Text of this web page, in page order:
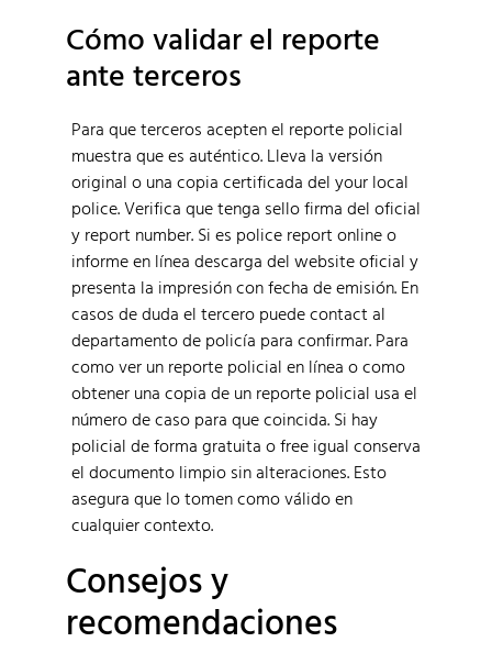
Cómo validar el reporte
ante terceros
Para que terceros acepten el reporte policial
muestra que es auténtico. Lleva la versión
original o una copia certificada del your local
police. Verifica que tenga sello firma del oficial
y report number. Si es police report online o
informe en línea descarga del website oficial y
presenta la impresión con fecha de emisión. En
casos de duda el tercero puede contact al
departamento de policía para confirmar. Para
como ver un reporte policial en línea o como
obtener una copia de un reporte policial usa el
número de caso para que coincida. Si hay
policial de forma gratuita o free igual conserva
el documento limpio sin alteraciones. Esto
asegura que lo tomen como válido en
cualquier contexto.
Consejos y
recomendaciones